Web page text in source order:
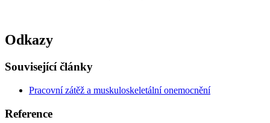
Odkazy
Související články
Pracovní zátěž a muskuloskeletální onemocnění
Reference